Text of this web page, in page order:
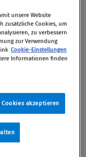
zweite
den
wie
unsere Website
zusätzliche Cookies, um
zu verbessern
zur Verwendung
Cookie-Einstellungen
Informationen finden
Cookies akzeptieren